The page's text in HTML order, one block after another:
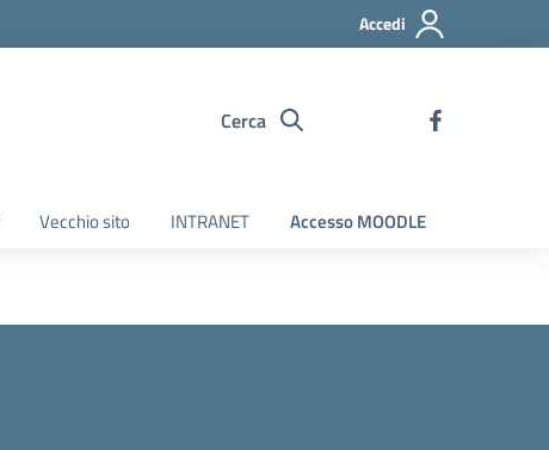
Accedi
Cerca
Vecchio sito INTRANET Accesso MOODLE